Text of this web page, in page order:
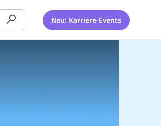
Neu: Karriere-Events